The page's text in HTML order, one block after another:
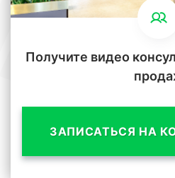
Получите видео
ЗАПИСАТЬСЯ НА